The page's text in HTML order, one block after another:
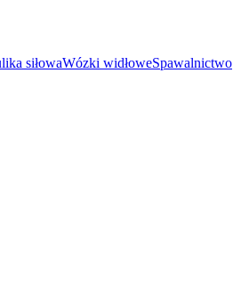
siłowaWózki widłoweSpawalnictwo